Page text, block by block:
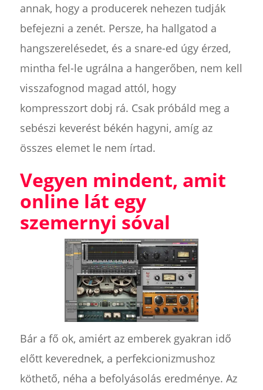
annak, hogy a producerek nehezen tudják
befejezni a zenét. Persze, ha hallgatod a
hangszerelésedet, és a snare-ed úgy érzed,
mintha fel-le ugrálna a hangerőben, nem kell
visszafognod magad attól, hogy
kompresszort dobj rá. Csak próbáld meg a
sebészi keverést békén hagyni, amíg az
összes elemet le nem írtad.
Vegyen mindent, amit
online lát egy
szemernyi sóval
Bár a fő ok, amiért az emberek gyakran idő
előtt keverednek, a perfekcionizmushoz
köthető, néha a befolyásolás eredménye. Az